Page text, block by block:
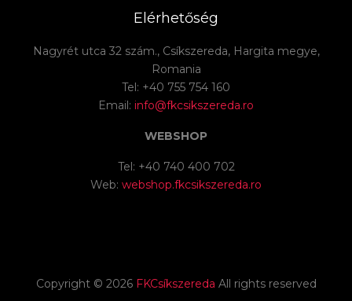
Elérhetőség
Nagyrét utca 32 szám., Csíkszereda, Hargita megye,
Romania
Tel: +40 755 754 160
Email: info@fkcsikszereda.ro
WEBSHOP
Tel: +40 740 400 702
Web: webshop.fkcsikszereda.ro
Copyright © 2026 FKCsíkszereda All rights reserved